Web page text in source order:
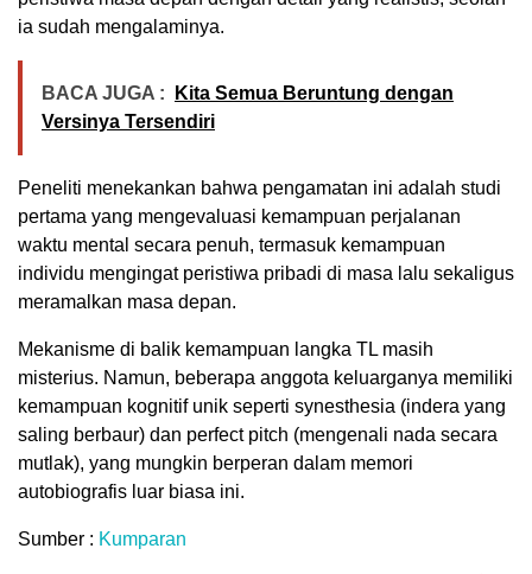
ia sudah mengalaminya.
BACA JUGA :
Kita Semua Beruntung dengan
Versinya Tersendiri
Peneliti menekankan bahwa pengamatan ini adalah studi
pertama yang mengevaluasi kemampuan perjalanan
waktu mental secara penuh, termasuk kemampuan
individu mengingat peristiwa pribadi di masa lalu sekaligus
meramalkan masa depan.
Mekanisme di balik kemampuan langka TL masih
misterius. Namun, beberapa anggota keluarganya memiliki
kemampuan kognitif unik seperti synesthesia (indera yang
saling berbaur) dan perfect pitch (mengenali nada secara
mutlak), yang mungkin berperan dalam memori
autobiografis luar biasa ini.
Sumber : Kumparan